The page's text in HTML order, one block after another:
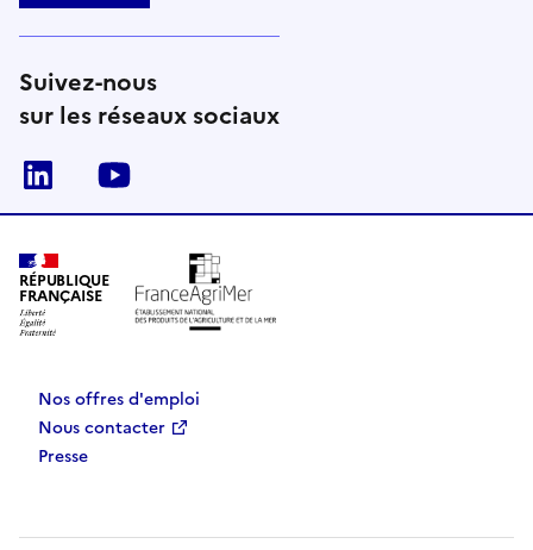
Suivez-nous
sur les réseaux sociaux
Linkedin
RÉPUBLIQUE
FRANÇAISE
Nos offres d'emploi
Nous contacter
Presse